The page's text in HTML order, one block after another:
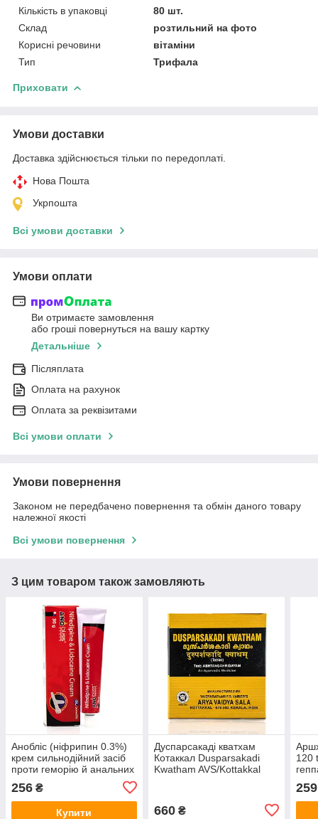
Кількість в упаковці
80 шт.
Склад
розтильний на фото
Корисні речовини
вітаміни
Тип
Трифала
Приховати
Умови доставки
Доставка здійснюється тільки по передоплаті.
Нова Пошта
Укрпошта
Всі умови доставки
Умови оплати
Ви отримаєте замовлення
або гроші повернуться на вашу картку
Детальніше
Післяплата
Оплата на рахунок
Оплата за реквізитами
Всі умови оплати
Умови повернення
Законом не передбачено повернення та обмін даного товару
належної якості
Всі умови повернення
З цим товаром також замовляють
Анобліс (ніфрипин 0.3%)
крем сильнодійний засіб
проти геморію й анальних
256 ₴
Купити
Дуспарсакаді кватхам
Котаккал Dusparsakadi
Kwatham AVS/Kottakkal
660₴
120
259